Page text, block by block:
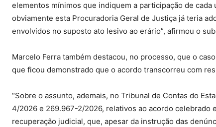
elementos mínimos que indiquem a participação de
obviamente esta Procuradoria Geral de Justiça já teria
envolvidos no suposto ato lesivo ao erário”, afirmou o
Marcelo Ferra também destacou, no processo, que o
que ficou demonstrado que o acordo transcorreu com
“Sobre o assunto, ademais, no Tribunal de Contas do
4/2026 e 269.967-2/2026, relativos ao acordo celebrado
recuperação judicial, que, apesar da instrução das